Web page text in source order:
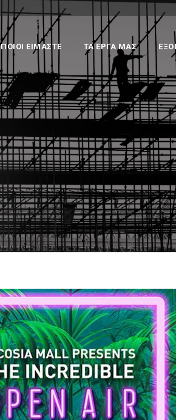
ΠΟΙΟΙ ΕΙΜΑΣΤΕ ΤΑ ΕΡΓΑ ΜΑΣ